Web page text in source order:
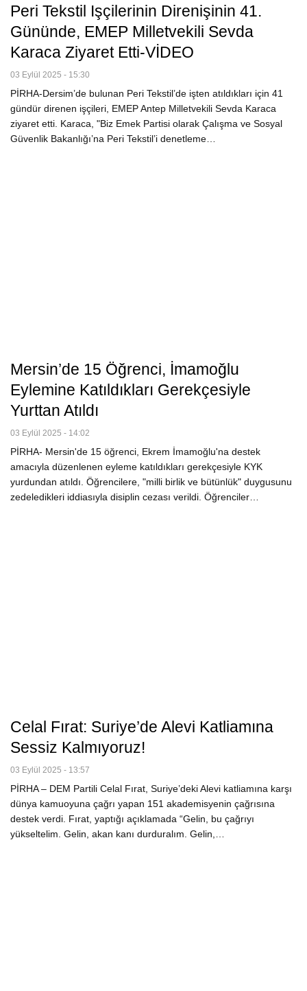
Peri Tekstil Işçilerinin Direnişinin 41.
Gününde, EMEP Milletvekili Sevda
Karaca Ziyaret Etti-VİDEO
03 Eylül 2025 - 15:30
PİRHA-Dersim’de bulunan Peri Tekstil’de işten atıldıkları için 41
gündür direnen işçileri, EMEP Antep Milletvekili Sevda Karaca
ziyaret etti. Karaca, "Biz Emek Partisi olarak Çalışma ve Sosyal
Güvenlik Bakanlığı’na Peri Tekstil’i denetleme…
Mersin’de 15 Öğrenci, İmamoğlu
Eylemine Katıldıkları Gerekçesiyle
Yurttan Atıldı
03 Eylül 2025 - 14:02
PİRHA- Mersin'de 15 öğrenci, Ekrem İmamoğlu'na destek
amacıyla düzenlenen eyleme katıldıkları gerekçesiyle KYK
yurdundan atıldı. Öğrencilere, "milli birlik ve bütünlük" duygusunu
zedeledikleri iddiasıyla disiplin cezası verildi. Öğrenciler…
Celal Fırat: Suriye’de Alevi Katliamına
Sessiz Kalmıyoruz!
03 Eylül 2025 - 13:57
PİRHA – DEM Partili Celal Fırat, Suriye’deki Alevi katliamına karşı
dünya kamuoyuna çağrı yapan 151 akademisyenin çağrısına
destek verdi. Fırat, yaptığı açıklamada “Gelin, bu çağrıyı
yükseltelim. Gelin, akan kanı durduralım. Gelin,…